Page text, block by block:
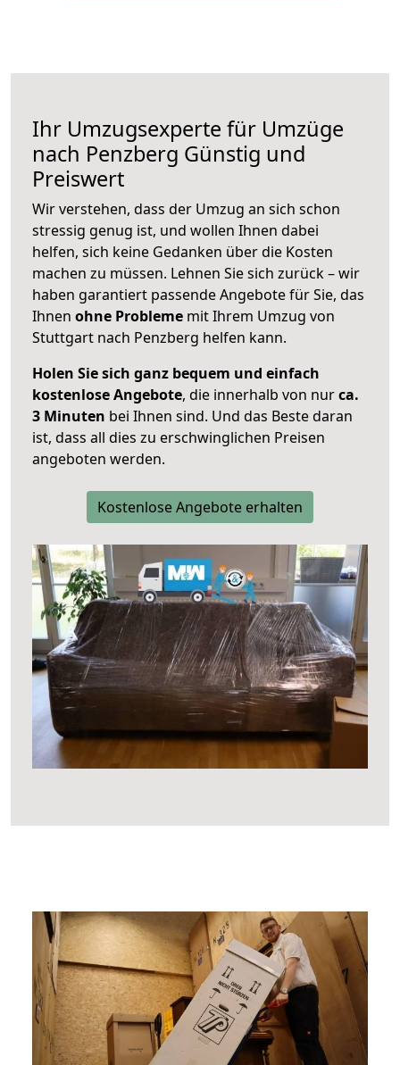
Ihr Umzugsexperte für Umzüge
nach Penzberg Günstig und
Preiswert
Wir verstehen, dass der Umzug an sich schon
stressig genug ist, und wollen Ihnen dabei
helfen, sich keine Gedanken über die Kosten
machen zu müssen. Lehnen Sie sich zurück – wir
haben garantiert passende Angebote für Sie, das
Ihnen ohne Probleme mit Ihrem Umzug von
Stuttgart nach Penzberg helfen kann.
Holen Sie sich ganz bequem und einfach
kostenlose Angebote, die innerhalb von nurca.
3 Minuten bei Ihnen sind. Und das Beste daran
ist, dass all dies zu erschwinglichen Preisen
angeboten werden.
Kostenlose Angebote erhalten